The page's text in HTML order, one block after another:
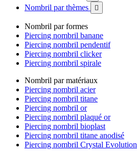
Nombril par thèmes 
Nombril par formes
Piercing nombril banane
Piercing nombril pendentif
Piercing nombril clicker
Piercing nombril spirale
Nombril par matériaux
Piercing nombril acier
Piercing nombril titane
Piercing nombril or
Piercing nombril plaqué or
Piercing nombril bioplast
Piercing nombril titane anodisé
Piercing nombril Crystal Evolution